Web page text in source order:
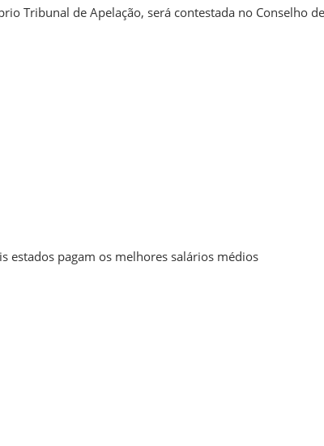
Tribunal de Apelação, será contestada no Conselho de
estados pagam os melhores salários médios